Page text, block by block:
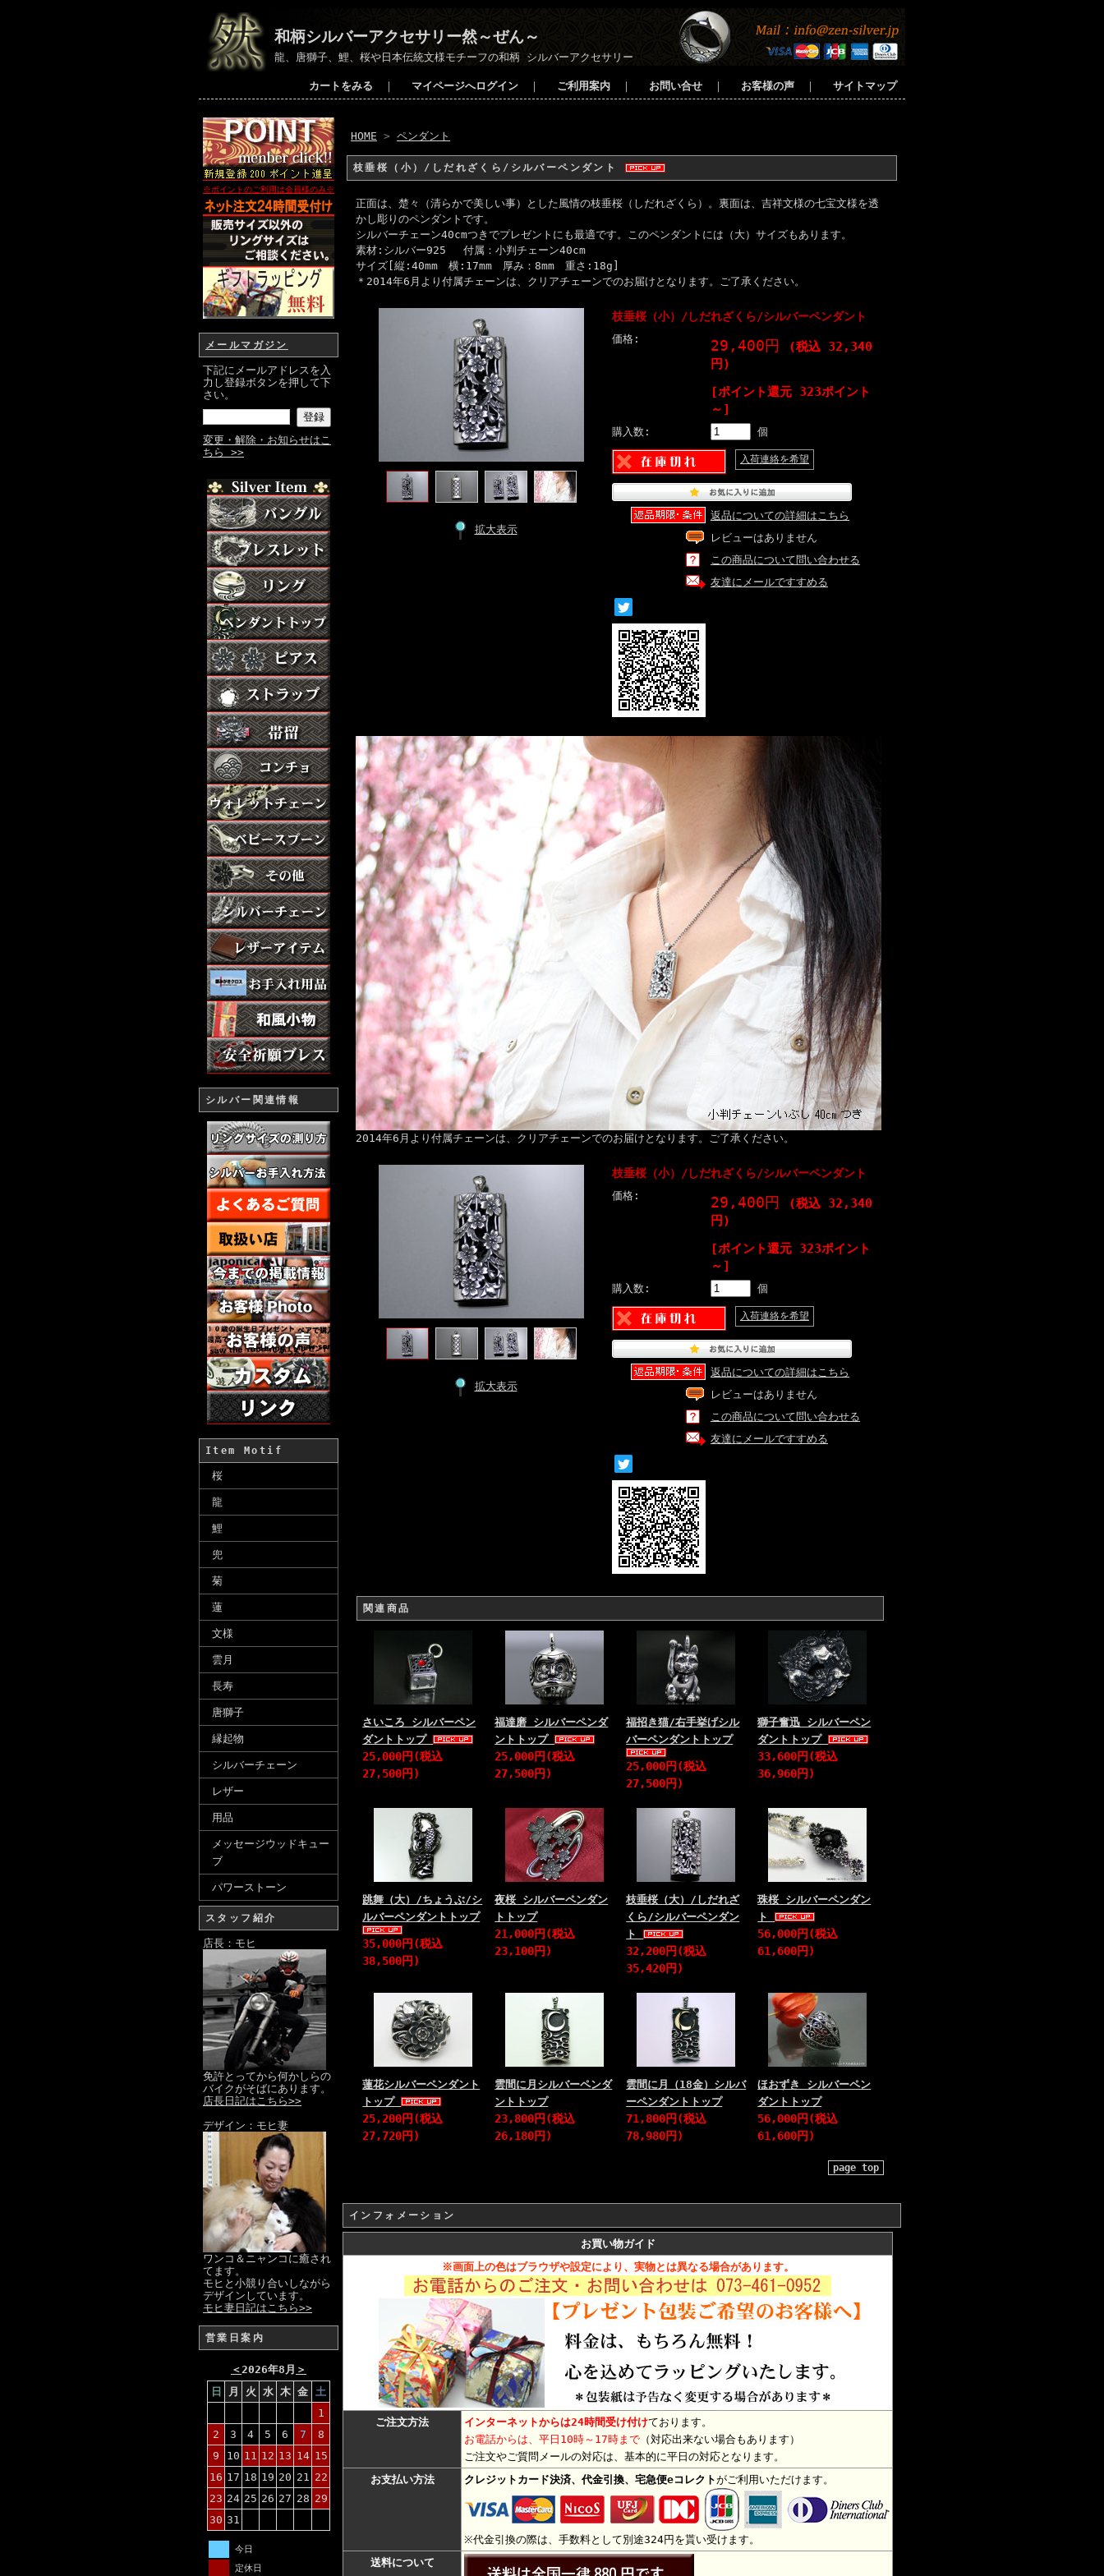
和柄シルバーアクセサリー然～ぜん～
龍、唐獅子、鯉、桜や日本伝統文様モチーフの和柄 シルバーアクセサリー
カートをみる ｜ マイページへログイン ｜ ご利用案内 ｜ お問い合せ ｜ お客様の声 ｜ サイトマップ
※ポイントのご利用は会員様のみ※
メールマガジン
下記にメールアドレスを入
力し登録ボタンを押して下
さい。
変更・解除・お知らせはこ
ちら >>
シルバー関連情報
Item Motif
桜
龍
鯉
兜
菊
蓮
文様
雲月
長寿
唐獅子
縁起物
シルバーチェーン
レザー
用品
メッセージウッドキュー
ブ
パワーストーン
スタッフ紹介
店長：モヒ
免許とってから何かしらの
バイクがそばにあります。
店長日記はこちら>>
デザイン：モヒ妻
ワンコ＆ニャンコに癒され
てます。
モヒと小競り合いしながら
デザインしています。
モヒ妻日記はこちら>>
営業日案内
＜2026年8月 ＞
日
月 火 水 木 金 土
1
2
3 4 5 6 7
8
9
10 11 12 13 14 15
16 17 18 19 20 21 22
23 24 25 26 27 28 29
30 31
今日
定休日
HOME > ペンダント
枝垂桜（小）/しだれざくら/シルバーペンダント
正面は、楚々（清らかで美しい事）とした風情の枝垂桜（しだれざくら）。裏面は、吉祥文様の七宝文様を透
かし彫りのペンダントです。
シルバーチェーン40cmつきでプレゼントにも最適です。このペンダントには（大）サイズもあります。
素材:シルバー925 付属：小判チェーン40cm
サイズ[縦:40mm 横:17mm 厚み：8mm 重さ:18g]
＊2014年6月より付属チェーンは、クリアチェーンでのお届けとなります。ご了承ください。
拡大表示
枝垂桜（小）/しだれざくら/シルバーペンダント
価格: 29,400円
(税込 32,340
円)
[ポイント還元 323ポイント
～]
購入数: 個
入荷連絡を希望
返品についての詳細はこちら
レビューはありません
この商品について問い合わせる
友達にメールですすめる
2014年6月より付属チェーンは、クリアチェーンでのお届けとなります。ご了承ください。
拡大表示
枝垂桜（小）/しだれざくら/シルバーペンダント
価格: 29,400円
(税込 32,340
円)
[ポイント還元 323ポイント
～]
購入数: 個
入荷連絡を希望
返品についての詳細はこちら
レビューはありません
この商品について問い合わせる
友達にメールですすめる
関連商品
さいころ シルバーペン
ダントトップ
25,000円(税込
27,500円)
福達磨 シルバーペンダ
ントトップ
25,000円(税込
27,500円)
福招き猫/右手挙げシル
バーペンダントトップ
25,000円(税込
27,500円)
獅子奮迅 シルバーペン
ダントトップ
33,600円(税込
36,960円)
跳舞（大）/ちょうぶ/シ
ルバーペンダントトップ
35,000円(税込
38,500円)
夜桜 シルバーペンダン
トトップ
21,000円(税込
23,100円)
枝垂桜（大）/しだれざ
くら/シルバーペンダン
ト
32,200円(税込
35,420円)
珠桜 シルバーペンダン
ト
56,000円(税込
61,600円)
蓮花シルバーペンダント
トップ
25,200円(税込
27,720円)
雲間に月シルバーペンダ
ントトップ
23,800円(税込
26,180円)
雲間に月（18金）シルバ
ーペンダントトップ
71,800円(税込
78,980円)
ほおずき シルバーペン
ダントトップ
56,000円(税込
61,600円)
page top
インフォメーション
お買い物ガイド
※画面上の色はブラウザや設定により、実物とは異なる場合があります。
ご注文方法 インターネットからは24時間受け付けております。
お電話からは、平日10時～17時まで （対応出来ない場合もあります）
ご注文やご質問メールの対応は、基本的に平日の対応となります。
お支払い方法
クレジットカード決済、代金引換、宅急便eコレクトがご利用いただけます。
※代金引換の際は、手数料として別途324円を貰い受けます。
送料について